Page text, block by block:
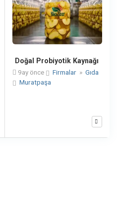
Doğal Probiyotik Kaynağı
9ay önce
Firmalar » Gıda
Muratpaşa